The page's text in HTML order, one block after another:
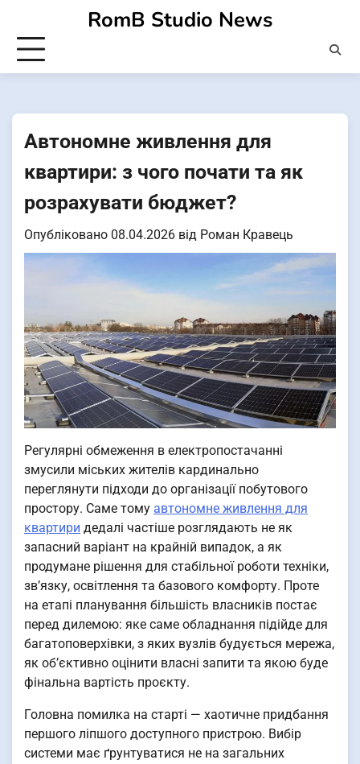
вмісту
RomB Studio News
Автономне живлення для
квартири: з чого почати та як
розрахувати бюджет?
Опубліковано 08.04.2026 від Роман Кравець
Регулярні обмеження в електропостачанні
змусили міських жителів кардинально
переглянути підходи до організації побутового
простору. Саме тому автономне живлення для
квартири дедалі частіше розглядають не як
запасний варіант на крайній випадок, а як
продумане рішення для стабільної роботи техніки,
зв’язку, освітлення та базового комфорту. Проте
на етапі планування більшість власників постає
перед дилемою: яке саме обладнання підійде для
багатоповерхівки, з яких вузлів будується мережа,
як об’єктивно оцінити власні запити та якою буде
фінальна вартість проєкту.
Головна помилка на старті — хаотичне придбання
першого ліпшого доступного пристрою. Вибір
системи має ґрунтуватися не на загальних